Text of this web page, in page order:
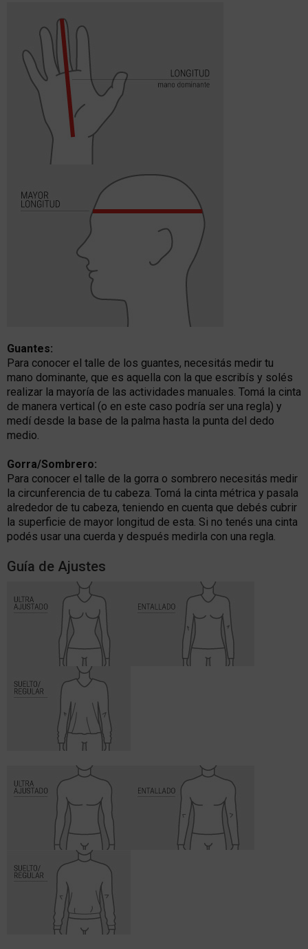
Guantes:
Para conocer el talle de los guantes, necesitás medir tu
mano dominante, que es aquella con la que escribís y solés
realizar la mayoría de las actividades manuales. Tomá la cinta
de manera vertical (o en este caso podría ser una regla) y
medí desde la base de la palma hasta la punta del dedo
medio.
Gorra/Sombrero:
Para conocer el talle de la gorra o sombrero necesitás medir
la circunferencia de tu cabeza. Tomá la cinta métrica y pasala
alrededor de tu cabeza, teniendo en cuenta que debés cubrir
la superficie de mayor longitud de esta. Si no tenés una cinta
podés usar una cuerda y después medirla con una regla.
Guía de Ajustes